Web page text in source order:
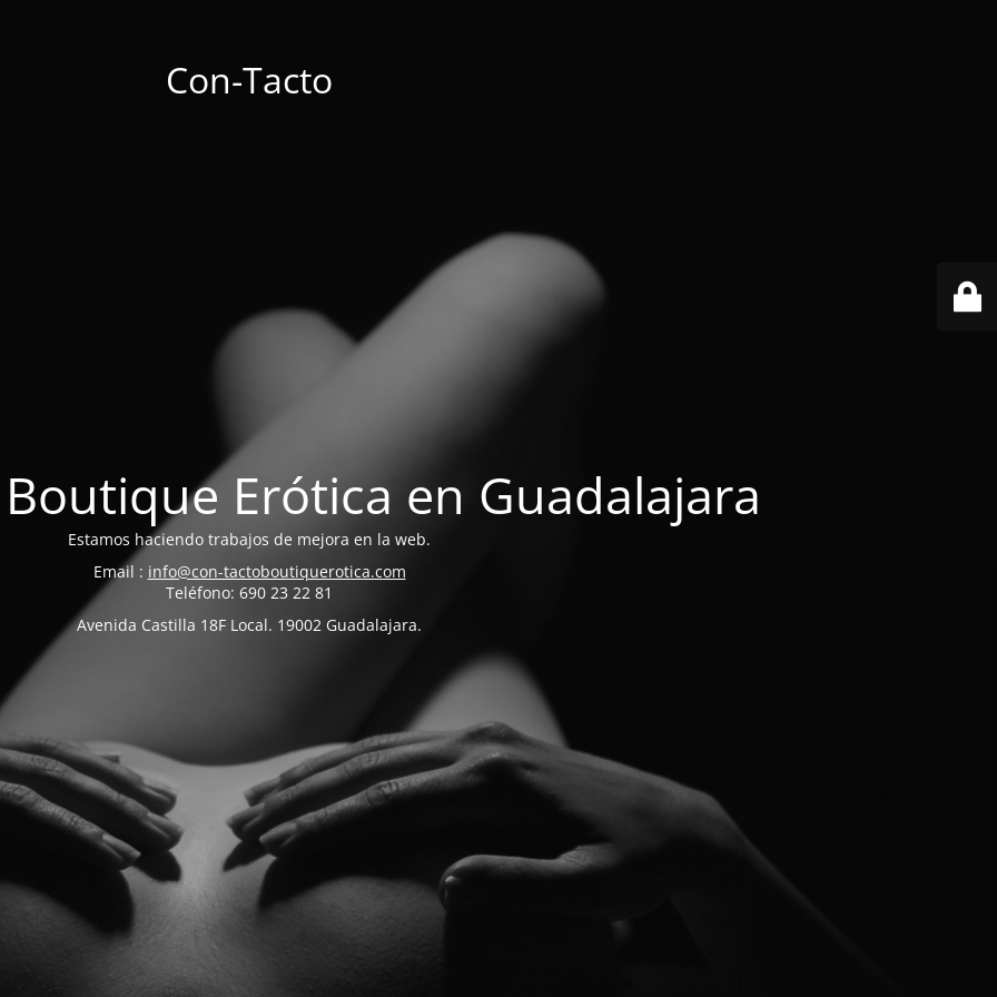
Con-Tacto
Erótica en Guadalajara
Estamos haciendo trabajos de mejora en la web.
Email : info@con-tactoboutiquerotica.com
Teléfono: 690 23 22 81
Avenida Castilla 18F Local. 19002 Guadalajara.